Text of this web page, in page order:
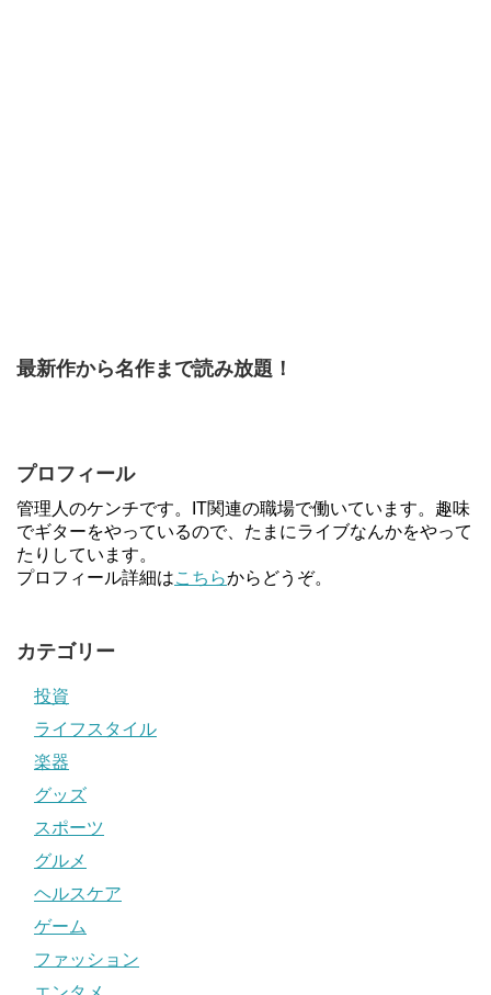
最新作から名作まで読み放題！
プロフィール
管理人のケンチです。IT関連の職場で働いています。趣味
でギターをやっているので、たまにライブなんかをやって
たりしています。
プロフィール詳細はこちらからどうぞ。
カテゴリー
投資
ライフスタイル
楽器
グッズ
スポーツ
グルメ
ヘルスケア
ゲーム
ファッション